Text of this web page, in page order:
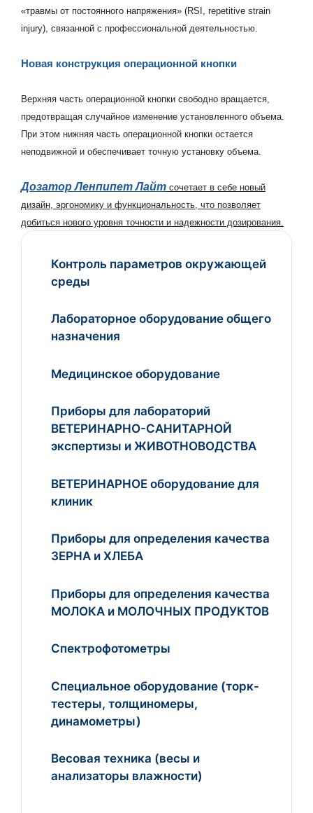
«травмы от постоянного напряжения» (RSI, repetitive strain
injury), связанной с профессиональной деятельностью.
Новая конструкция операционной кнопки
Верхняя часть операционной кнопки свободно вращается,
предотвращая случайное изменение установленного объема.
При этом нижняя часть операционной кнопки остается
неподвижной и обеспечивает точную установку объема.
Дозатор Ленпипет Лайт сочетает в себе новый
дизайн, эргономику и функциональность, что позволяет
добиться нового уровня точности и надежности дозирования.
Контроль параметров окружающей
среды
Лабораторное оборудование общего
назначения
Медицинское оборудование
Приборы для лабораторий
ВЕТЕРИНАРНО-САНИТАРНОЙ
экспертизы и ЖИВОТНОВОДСТВА
ВЕТЕРИНАРНОЕ оборудование для
клиник
Приборы для определения качества
ЗЕРНА и ХЛЕБА
Приборы для определения качества
МОЛОКА и МОЛОЧНЫХ ПРОДУКТОВ
Спектрофотометры
Специальное оборудование (торк-
тестеры, толщиномеры,
динамометры)
Весовая техника (весы и
анализаторы влажности)